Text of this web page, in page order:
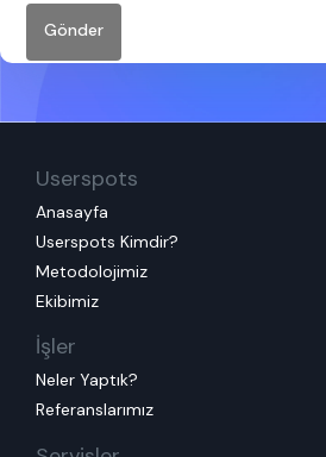
Gönder
Userspots
Anasayfa
Userspots Kimdir?
Metodolojimiz
Ekibimiz
İşler
Neler Yaptık?
Referanslarımız